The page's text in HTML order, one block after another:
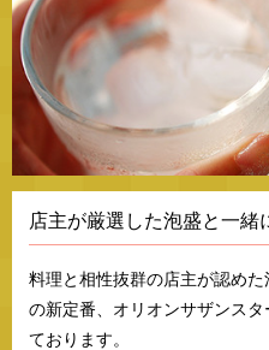
店主が厳選した泡盛と一緒
料理と相性抜群の店主が認め
の新定番、オリオンサザンス
ております。